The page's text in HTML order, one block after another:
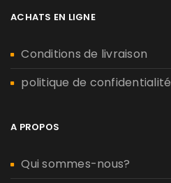
ACHATS EN LIGNE
Conditions de livraison
politique de confidentialité
A PROPOS
Qui sommes-nous?